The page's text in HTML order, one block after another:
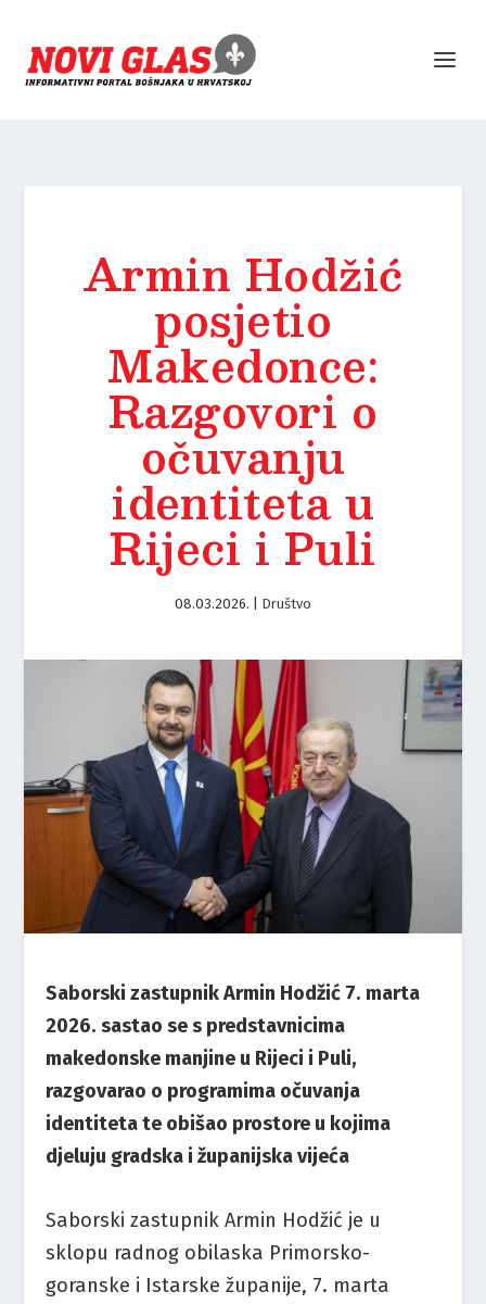
Armin Hodžić
posjetio
Makedonce:
Razgovori o
očuvanju
identiteta u
Rijeci i Puli
08.03.2026. Društvo
Saborski zastupnik Armin Hodžić 7. marta
2026. sastao se s predstavnicima
makedonske manjine u Rijeci i Puli,
razgovarao o programima očuvanja
identiteta te obišao prostore u kojima
djeluju gradska i županijska vijeća
Saborski zastupnik Armin Hodžić je u
sklopu radnog obilaska Primorsko-
goranske i Istarske županije, 7. marta